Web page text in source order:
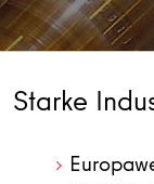
Starke